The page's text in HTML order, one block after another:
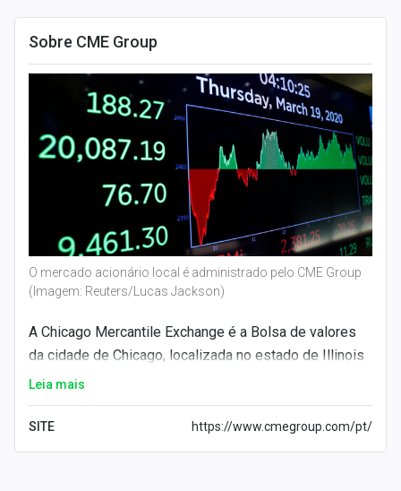
Sobre CME Group
O mercado acionário local é administrado pelo CME Group
(Imagem: Reuters/Lucas Jackson)
A Chicago Mercantile Exchange é a Bolsa de valores
da cidade de Chicago, localizada no estado de Illinois
nos EUA
acionário local é administrado peloCME Group
(CHME34)
Leia mais
SITE https://www.cmegroup.com/pt/